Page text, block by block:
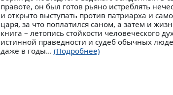
правоте, он был готов рьяно истреблять
и открыто выступать против патриарха и
царя, за что поплатился саном, а затем и
книга – летопись стойкости человеческого
истинной праведности и судеб обычных
даже в годы... (Подробнее)